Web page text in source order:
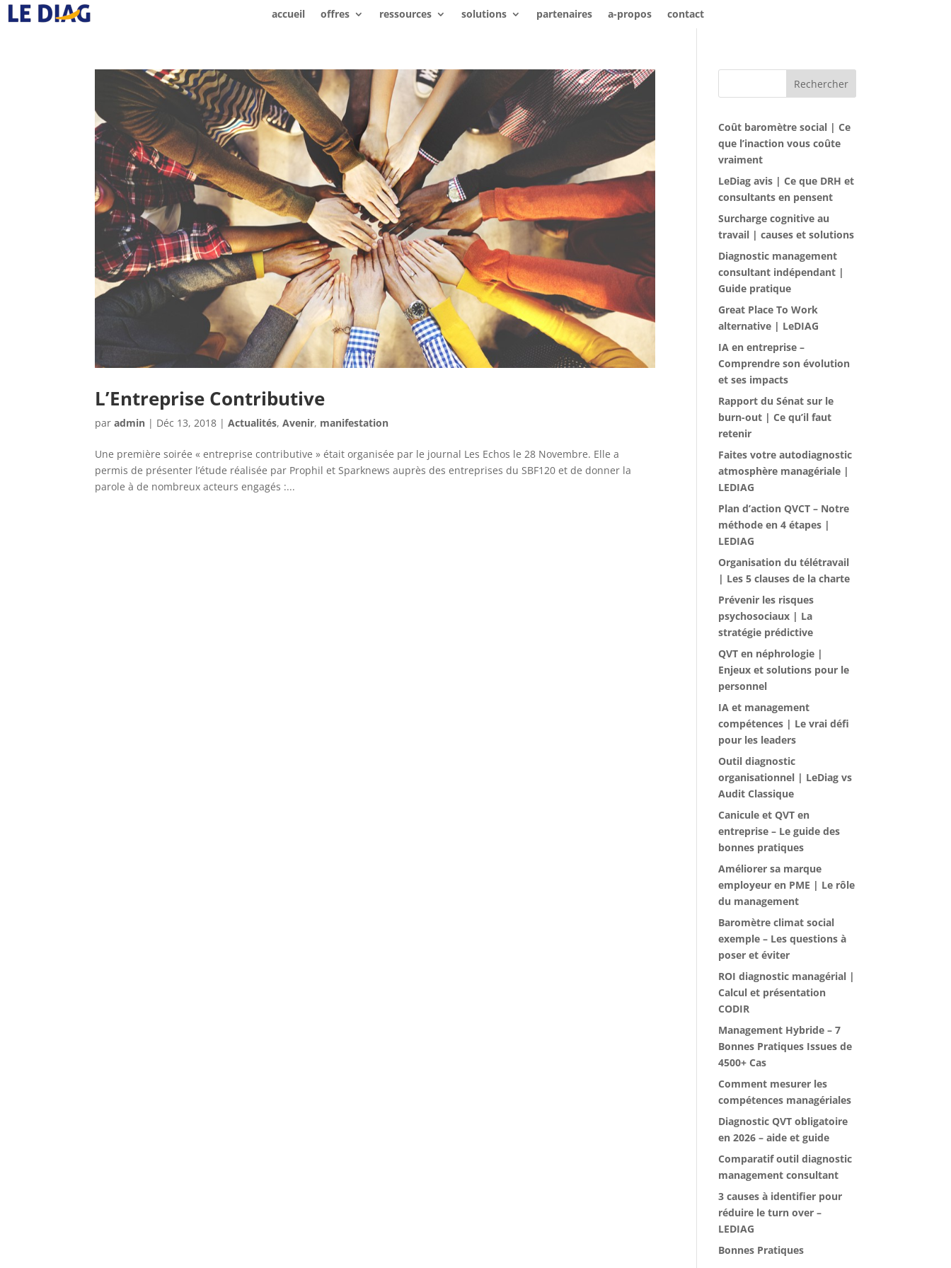
accueil offres ressources solutions partenaires a-propos contact
L’Entreprise Contributive
paradmin | Déc 13, 2018 |Actualités,Avenir, manifestation
Une première soirée « entreprise contributive » était organisée par le journal Les Echos le 28 Novembre. Elle a
permis de présenter l’étude réalisée par Prophil et Sparknews auprès des entreprises du SBF120 et de donner la
parole à de nombreux acteurs engagés :...
Rechercher
Coût baromètre social | Ce
que l’inaction vous coûte
vraiment
LeDiag avis | Ce que DRH et
consultants en pensent
Surcharge cognitive au
travail | causes et solutions
Diagnostic management
consultant indépendant |
Guide pratique
Great Place To Work
alternative | LeDIAG
IA en entreprise –
Comprendre son évolution
et ses impacts
Rapport du Sénat sur le
burn-out | Ce qu’il faut
retenir
Faites votre autodiagnostic
atmosphère managériale |
LEDIAG
Plan d’action QVCT – Notre
méthode en 4 étapes |
LEDIAG
Organisation du télétravail
| Les 5 clauses de la charte
Prévenir les risques
psychosociaux | La
stratégie prédictive
QVT en néphrologie |
Enjeux et solutions pour le
personnel
IA et management
compétences | Le vrai défi
pour les leaders
Outil diagnostic
organisationnel | LeDiag vs
Audit Classique
Canicule et QVT en
entreprise – Le guide des
bonnes pratiques
Améliorer sa marque
employeur en PME | Le rôle
du management
Baromètre climat social
exemple – Les questions à
poser et éviter
ROI diagnostic managérial |
Calcul et présentation
CODIR
Management Hybride – 7
Bonnes Pratiques Issues de
4500+ Cas
Comment mesurer les
compétences managériales
Diagnostic QVT obligatoire
en 2026 – aide et guide
Comparatif outil diagnostic
management consultant
3 causes à identifier pour
réduire le turn over –
LEDIAG
Bonnes Pratiques